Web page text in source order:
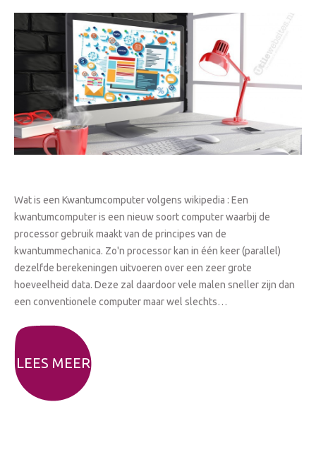
Wat is een Kwantumcomputer volgens wikipedia : Een
kwantumcomputer is een nieuw soort computer waarbij de
processor gebruik maakt van de principes van de
kwantummechanica. Zo'n processor kan in één keer (parallel)
dezelfde berekeningen uitvoeren over een zeer grote
hoeveelheid data. Deze zal daardoor vele malen sneller zijn dan
een conventionele computer maar wel slechts…
LEES MEER